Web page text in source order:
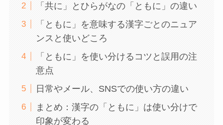
「共に」とひらがなの「ともに」の違い
「ともに」を意味する漢字ごとのニュア
ンスと使いどころ
「ともに」を使い分けるコツと誤用の注
意点
日常やメール、SNSでの使い方の違い
まとめ：漢字の「ともに」は使い分けで
印象が変わる